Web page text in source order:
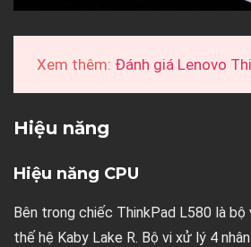
Xem thêm: Đánh giá Lenovo
Hiệu năng
Hiệu năng CPU
Bên trong chiếc ThinkPad L580 là
thế hệ Kaby Lake R. Bộ vi xử lý 4